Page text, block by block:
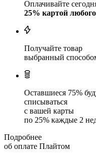
Оплачивайте
25% картой
Получайте товар
выбранный
Оставшиеся 75%
списываться
с вашей карты
по 25% каждые 2
Подробнее
об оплате Плайтом